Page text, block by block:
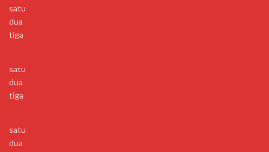
satu
dua
tiga
satu
dua
tiga
satu
dua